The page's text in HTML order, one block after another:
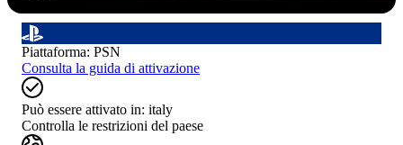
Piattaforma: PSN
Consulta la guida di attivazione
Può essere attivato in: italy
Controlla le restrizioni del paese